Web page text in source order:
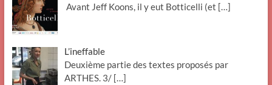
Avant Jeff Koons, il y eut Botticelli (et […]
L’ineffable
Deuxième partie des textes proposés par
ARTHES. 3/ […]